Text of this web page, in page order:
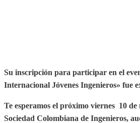
Su inscripción para participar en el
Internacional Jóvenes Ingenieros» fue
Te esperamos el próximo viernes 10 de
Sociedad Colombiana de Ingenieros,